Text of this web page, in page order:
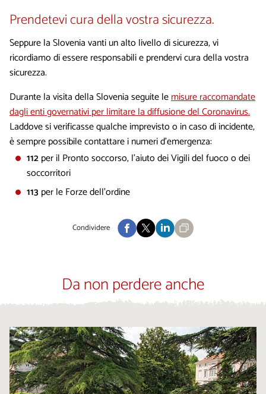
Prendetevi cura della vostra sicurezza.
Seppure la Slovenia vanti un alto livello di sicurezza, vi
ricordiamo di essere responsabili e prendervi cura della vostra
sicurezza.
Durante la visita della Slovenia seguite lemisure raccomandate
dagli enti governativi per limitare la diffusione del Coronavirus.
Laddove si verificasse qualche imprevisto o in caso di incidente,
è sempre possibile contattare i numeri d’emergenza:
112per il Pronto soccorso, l’aiuto dei Vigili del fuoco o dei
soccorritori
113 per le Forze dell’ordine
Condividere
Da non perdere anche